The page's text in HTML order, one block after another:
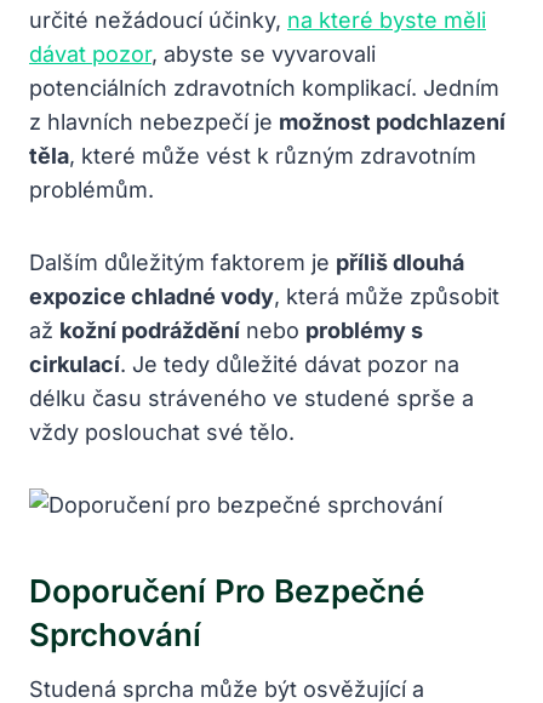
určité nežádoucí účinky, na které byste měli
dávat pozor, abyste se vyvarovali
potenciálních zdravotních komplikací. Jedním
z hlavních nebezpečí je možnost podchlazení
těla, které může vést k různým zdravotním
problémům.
Dalším důležitým faktorem je příliš dlouhá
expozice chladné vody, která může způsobit
až kožní podráždění nebo problémy s
cirkulací. Je tedy důležité dávat pozor na
délku času stráveného ve studené sprše a
vždy poslouchat své tělo.
Doporučení Pro Bezpečné
Sprchování
Studená sprcha může být osvěžující a